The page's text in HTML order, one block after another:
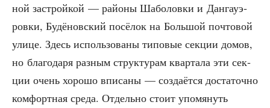
ной застрой­кой — рай­о­ны Шабо­лов­ки и Дан­гау­э­
ров­ки, Будё­нов­ский посё­лок на Боль­шой поч­то­вой
ули­це. Здесь исполь­зо­ва­ны типо­вые сек­ции домов,
но бла­го­да­ря раз­ным струк­ту­рам квар­та­ла эти сек­
ции очень хоро­шо впи­са­ны — созда­ёт­ся доста­точ­но
ком­форт­ная сре­да. Отдель­но сто­ит упо­мя­нуть